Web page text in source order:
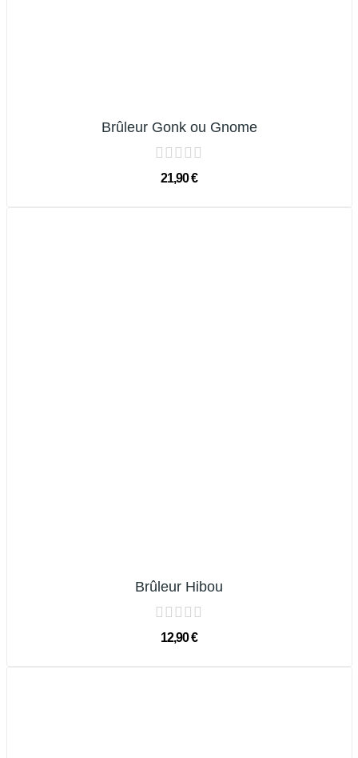
Brûleur Gonk ou Gnome
21,90 €
Brûleur Hibou
12,90 €